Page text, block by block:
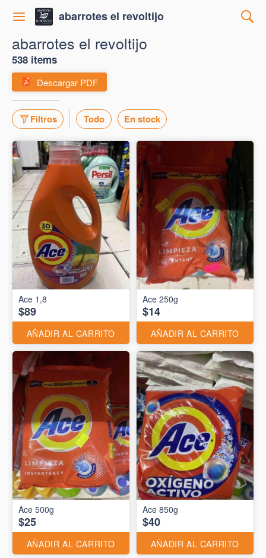
abarrotes el revoltijo
abarrotes el revoltijo
538 items
Descargar PDF
Filtros Todo En stock
Ace 1,8
$89
AÑADIR AL CARRITO
Ace 250g
$14
AÑADIR AL CARRITO
Ace 500g
$25
AÑADIR AL CARRITO
Ace 850g
$40
AÑADIR AL CARRITO